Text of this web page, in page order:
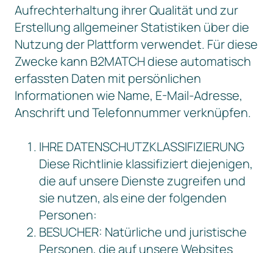
Aufrechterhaltung ihrer Qualität und zur
Erstellung allgemeiner Statistiken über die
Nutzung der Plattform verwendet. Für diese
Zwecke kann B2MATCH diese automatisch
erfassten Daten mit persönlichen
Informationen wie Name, E-Mail-Adresse,
Anschrift und Telefonnummer verknüpfen.
IHRE DATENSCHUTZKLASSIFIZIERUNG
Diese Richtlinie klassifiziert diejenigen,
die auf unsere Dienste zugreifen und
sie nutzen, als eine der folgenden
Personen:
BESUCHER: Natürliche und juristische
Personen, die auf unsere Websites